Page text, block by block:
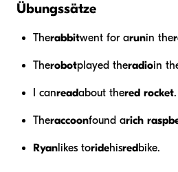
Übungssätze
Therabbitwent for arunin the
Therobotplayed theradioin
I canreadabout thered rocket.
Theraccoonfound arich
Ryan likes toridehisredbike.